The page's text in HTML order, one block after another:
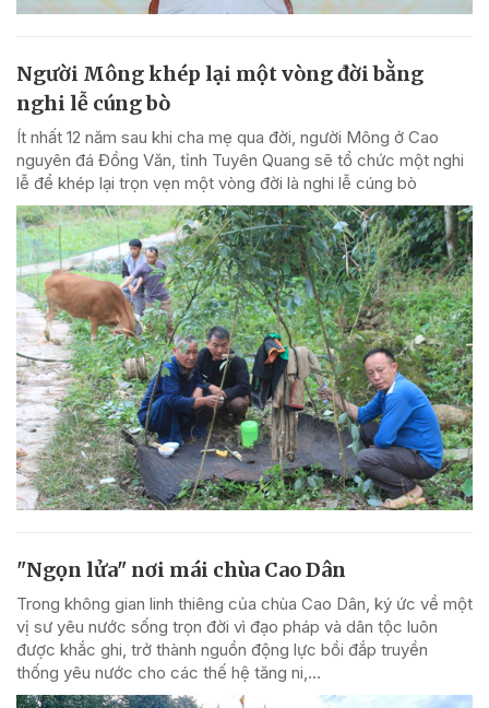
Người Mông khép lại một vòng đời bằng
nghi lễ cúng bò
Ít nhất 12 năm sau khi cha mẹ qua đời, người Mông ở Cao
nguyên đá Đồng Văn, tỉnh Tuyên Quang sẽ tổ chức một nghi
lễ để khép lại trọn vẹn một vòng đời là nghi lễ cúng bò
"Ngọn lửa" nơi mái chùa Cao Dân
Trong không gian linh thiêng của chùa Cao Dân, ký ức về một
vị sư yêu nước sống trọn đời vì đạo pháp và dân tộc luôn
được khắc ghi, trở thành nguồn động lực bồi đắp truyền
thống yêu nước cho các thế hệ tăng ni,...